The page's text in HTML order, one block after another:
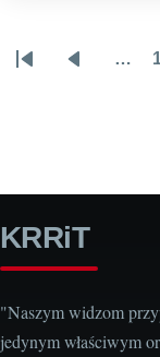
Stronicowanie
Pierwsza
…
KRRiT
"Naszym widzom
jedynym właściwym